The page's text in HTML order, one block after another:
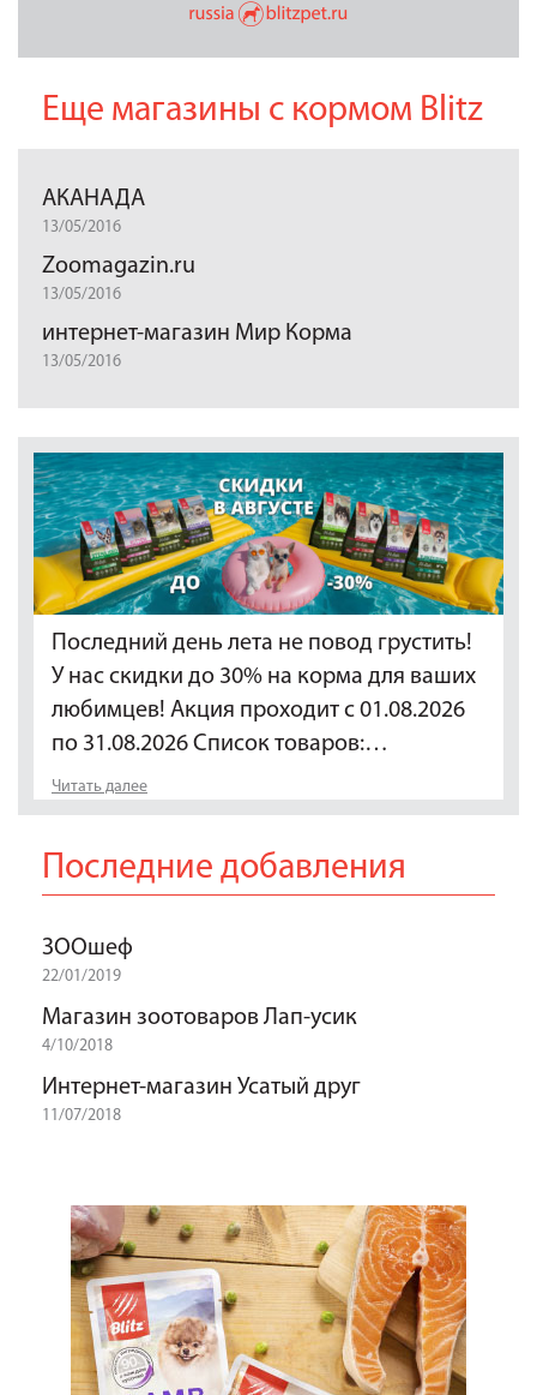
Еще магазины с кормом Blitz
АКАНАДА
13/05/2016
Zoomagazin.ru
13/05/2016
интернет-магазин Мир Корма
13/05/2016
Последний день лета не повод грустить!
У нас скидки до 30% на корма для ваших
любимцев! Акция проходит с 01.08.2026
по 31.08.2026 Список товаров:…
Читать далее
Последние добавления
ЗООшеф
22/01/2019
Магазин зоотоваров Лап-усик
4/10/2018
Интернет-магазин Усатый друг
11/07/2018